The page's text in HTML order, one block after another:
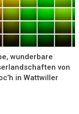
wunderbare
von
in Wattwiller